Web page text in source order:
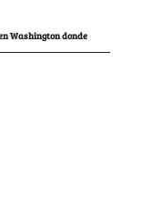
Washington donde